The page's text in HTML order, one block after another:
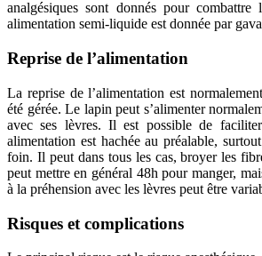
analgésiques sont donnés pour
alimentation semi-liquide est donnée par
Reprise de l’alimentation
La reprise de l’alimentation est
été gérée. Le lapin peut s’alimenter
avec ses lèvres. Il est possible de
alimentation est hachée au préalable,
foin. Il peut dans tous les cas, broyer les
peut mettre en général 48h pour manger,
à la préhension avec les lèvres peut être
Risques et complications